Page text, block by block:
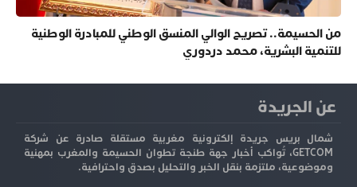
من الحسيمة.. تصريح الوالي المنسق الوطني للمبادرة الوطنية
للتنمية البشرية، محمد دردوري
عن الجريدة
شمال بريس جريدة إلكترونية مغربية مستقلة صادرة عن شركة
GETCOM، تُواكب أخبار جهة طنجة تطوان الحسيمة والمغرب بمهنية
وموضوعية، ملتزمة بنقل الخبر والتحليل بصدق واحترافية.